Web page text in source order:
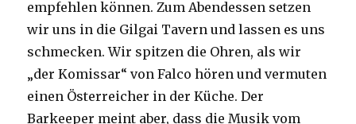
empfehlen können. Zum Abendessen setzen
wir uns in die Gilgai Tavern und lassen es uns
schmecken. Wir spitzen die Ohren, als wir
„der Komissar“ von Falco hören und vermuten
einen Österreicher in der Küche. Der
Barkeeper meint aber, dass die Musik vom